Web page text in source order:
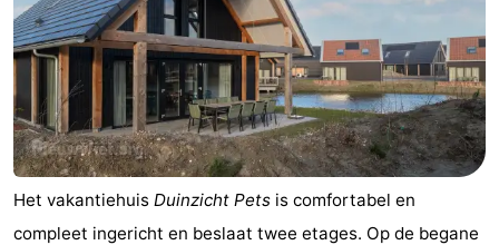
Het vakantiehuis Duinzicht Pets is comfortabel en
compleet ingericht en beslaat twee etages. Op de begane